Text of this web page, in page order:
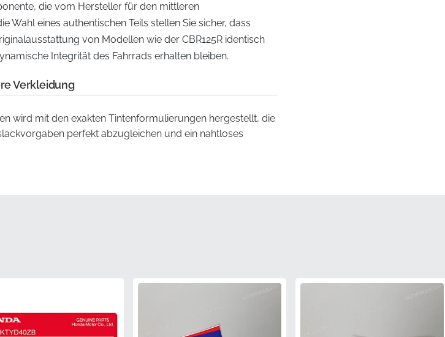
die vom Hersteller für den mittleren
Wahl eines authentischen Teils stellen Sie sicher, dass
von Modellen wie der CBR125R identisch
Integrität des Fahrrads erhalten bleiben.
Verkleidung
wird mit den exakten Tintenformulierungen hergestellt, die
perfekt abzugleichen und ein nahtloses
die volle Qualitätssicherung des Herstellers und erfüllt
Originalkomponenten eliminiert das Risiko teurer